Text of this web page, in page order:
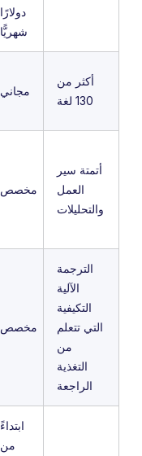
دولارًا
شهريًّا
مجاني
أكثر من
130 لغة
مخصص
أتمتة سير
العمل
والتحليلات
مخصص
الترجمة
الآلية
التكيفية
التي تتعلم
من
التغذية
الراجعة
ابتداءً
من